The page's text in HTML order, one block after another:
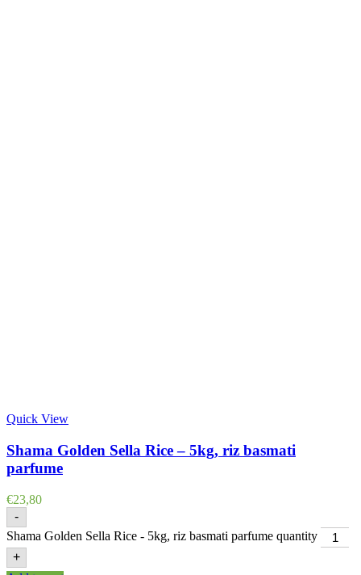
Quick View
Shama Golden Sella Rice – 5kg, riz basmati
parfume
€23,80
-
Shama Golden Sella Rice - 5kg, riz basmati parfume quantity
+